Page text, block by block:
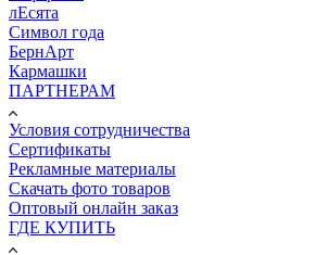
лЕсята
Символ года
БернАрт
Кармашки
ПАРТНЕРАМ
Условия сотрудничества
Сертификаты
Рекламные материалы
Скачать фото товаров
Оптовый онлайн заказ
ГДЕ КУПИТЬ